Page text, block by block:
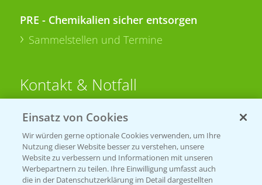
PRE - Chemikalien sicher entsorgen
Sammelstellen und Termine
Kontakt & Notfall
Beratung auf WhatsApp
T.+49 (0)174 346 564 1
KONTAKT
Einsatz von Cookies
Wir würden gerne optionale Cookies verwenden, um Ihre
Nutzung dieser Website besser zu verstehen, unsere
Website zu verbessern und Informationen mit unseren
Werbepartnern zu teilen. Ihre Einwilligung umfasst auch
die in der Datenschutzerklärung im Detail dargestellten